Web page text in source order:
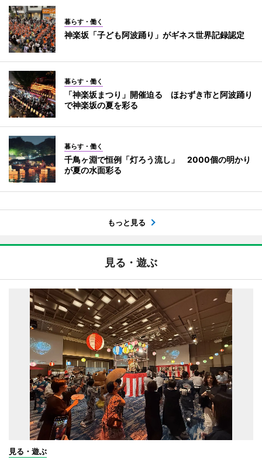
暮らす・働く
神楽坂「子ども阿波踊り」がギネス世界記録認定
暮らす・働く
「神楽坂まつり」開催迫る ほおずき市と阿波踊り
で神楽坂の夏を彩る
暮らす・働く
千鳥ヶ淵で恒例「灯ろう流し」 2000個の明かり
が夏の水面彩る
もっと見る
見る・遊ぶ
見る・遊ぶ